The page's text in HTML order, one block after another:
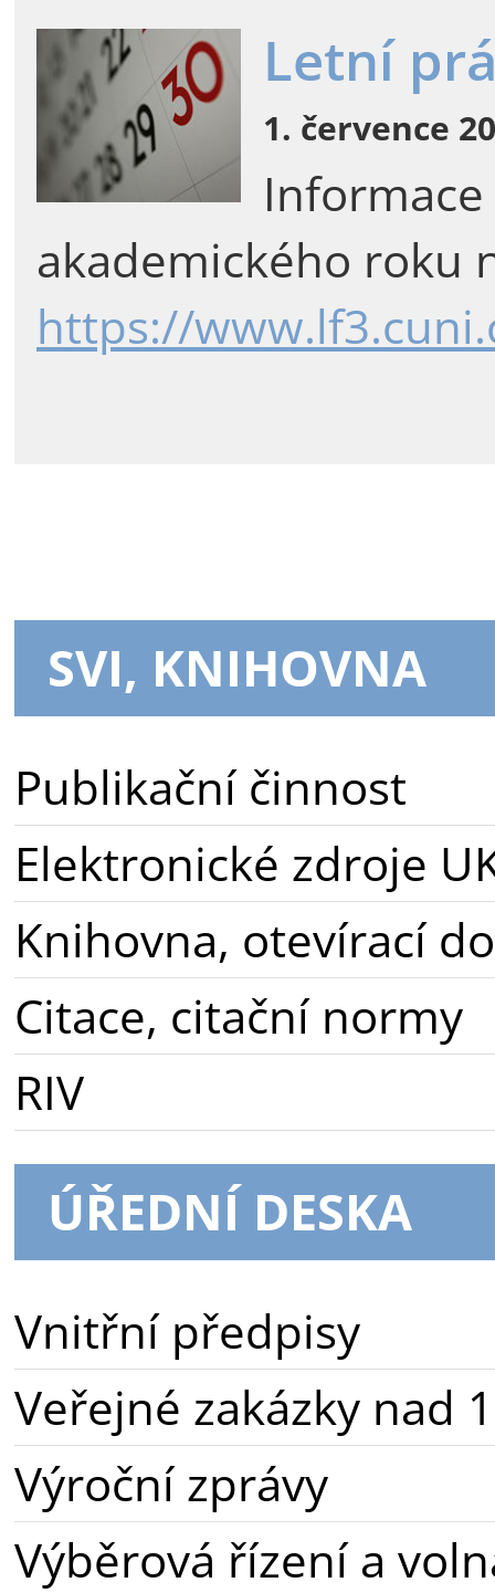
Letní
1. července
akademického roku
https://
SVI, KNIHOVNA
Publikační činnost
Elektronické zdroje
Knihovna, otevírací
Citace, citační normy
RIV
ÚŘEDNÍ DESKA
Vnitřní předpisy
Veřejné zakázky nad
Výroční zprávy
Výběrová řízení a